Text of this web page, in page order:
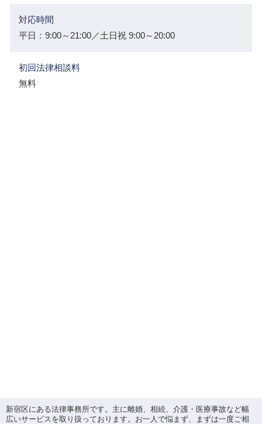
対応時間
平日：9:00～21:00／土日祝 9:00～20:00
初回法律相談料
無料
新宿区にある法律事務所です。主に離婚、相続、介護・医療事故など幅
広いサービスを取り扱っております。お一人で悩まず、まずは一度ご相